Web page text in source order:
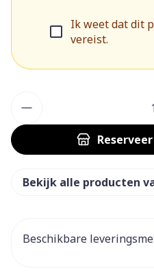
Ik weet dat dit
vereist.
Reserveer
Bekijk alle producten
Beschikbare